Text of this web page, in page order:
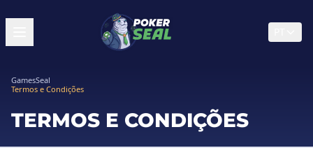
GamesSeal
Termos e Condições
TERMOS E CONDIÇÕES